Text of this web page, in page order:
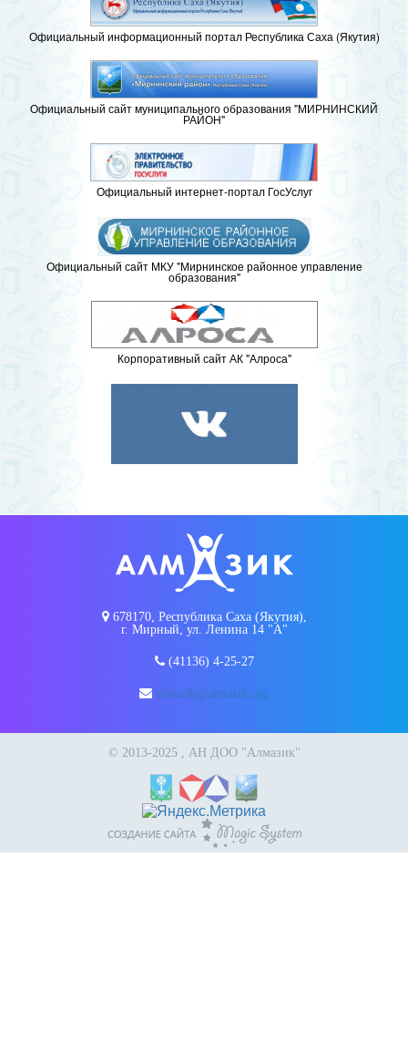
Официальный информационный портал Республика Саха (Якутия)
Официальный сайт муниципального образования "МИРНИНСКИЙ
РАЙОН"
Официальный интернет-портал ГосУслуг
Официальный сайт МКУ "Мирнинское районное управление
образования"
Корпоративный сайт АК "Алроса"
678170, Республика Саха (Якутия),
г. Мирный, ул. Ленина 14 "А"
(41136) 4-25-27
almazik@almazik.org
© 2013-2025 , АН ДОО "Алмазик"